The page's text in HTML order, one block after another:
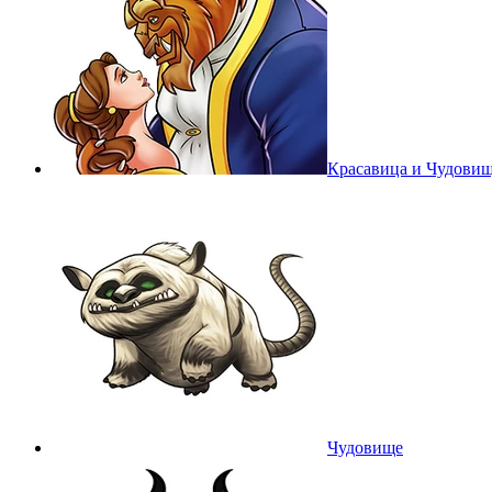
Красавица и
Чудовище